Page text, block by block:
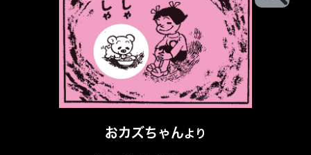
おカズちゃんより